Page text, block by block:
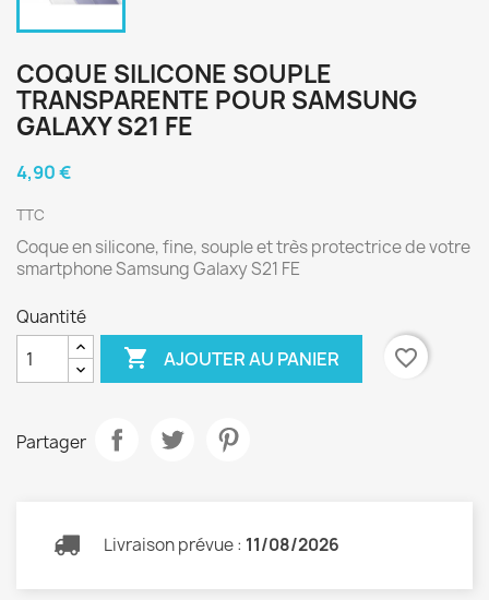
COQUE SILICONE SOUPLE
TRANSPARENTE POUR SAMSUNG
GALAXY S21 FE
4,90 €
TTC
Coque en silicone, fine, souple et très protectrice de votre
smartphone Samsung Galaxy S21 FE
Quantité
 AJOUTER AU PANIER favorite_border
Partager
Livraison prévue : 11/08/2026